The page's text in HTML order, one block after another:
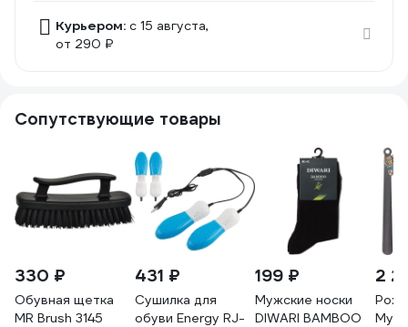
Курьером: c 15 августа,
от 290 ₽
Сопутствующие товары
330 ₽
Обувная щетка
MR Brush 3145
431 ₽
Сушилка для
обуви Energy RJ-
199 ₽
Мужские носки
DIWARI BAMBOO
2